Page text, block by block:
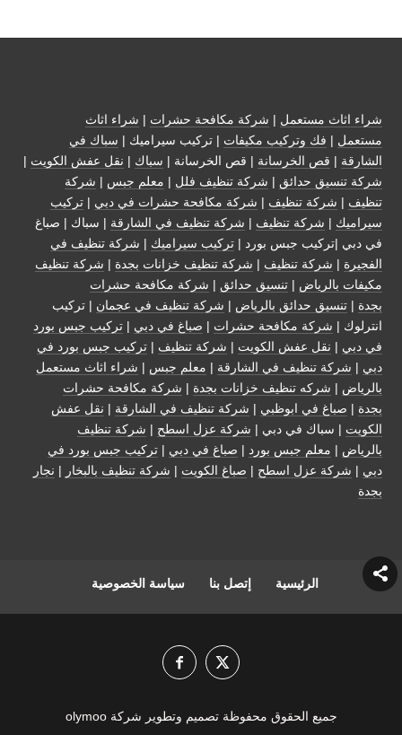
شراء اثاث مستعمل | شركة مكافحة حشرات | شراء اثاث
مستعمل | فك وتركيب مكيفات | تركيب سيراميك | سباك في
الشارقة | قص الخرسانة | قص الخرسانة | سباك | نقل عفش الكويت |
شركة تنسيق حدائق | شركة تنظيف فلل | معلم جبس | شركة
تنظيف | شركة تنظيف | شركة مكافحة حشرات في دبي | تركيب
سيراميك | شركة تنظيف | شركة تنظيف في الشارقة | سباك | صباغ
في دبي |تركيب جبس بورد | تركيب سيراميك | شركة تنظيف في
الفجيرة | شركة تنظيف | شركة تنظيف خزانات بجدة | شركة تنظيف
مكيفات بالرياض | تنسيق حدائق | شركة مكافحة حشرات
بجدة | تنسيق حدائق بالرياض | شركة تنظيف في عجمان | تركيب
انترلوك | شركة مكافحة حشرات | صباغ في دبي | تركيب جبس بورد
في دبي | نقل عفش الكويت | شركة تنظيف | تركيب جبس بورد في
دبي | شركة تنظيف في الشارقة | معلم جبس | شراء اثاث مستعمل
بالرياض | شركه تنظيف خزانات بجدة | شركة مكافحة حشرات
بجدة | صباغ في ابوظبي | شركة تنظيف في الشارقة | نقل عفش
الكويت | سباك في دبي | شركة عزل اسطح | شركة تنظيف
بالرياض | معلم جبس بورد | صباغ في دبي | تركيب جبس بورد في
دبي | شركة عزل اسطح | صباغ الكويت | شركة تنظيف بالبخار | نجار
بجدة
الرئيسية إتصل بنا سياسة الخصوصية
جميع الحقوق محفوظة تصميم وتطوير شركة olymoo